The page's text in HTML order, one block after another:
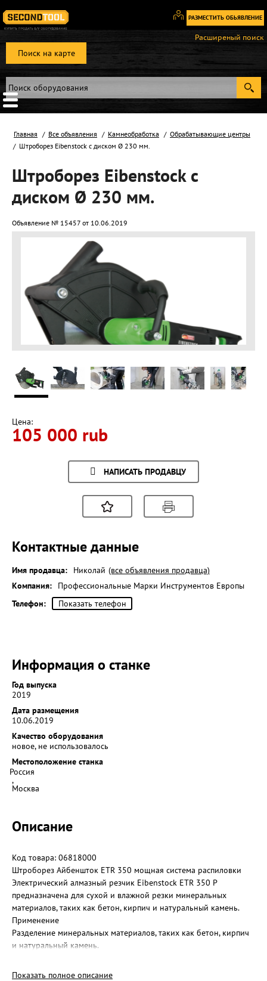
РАЗМЕСТИТЬ ОБЬЯВЛЕНИЕ
Вход
Регистрация
Поиск на карте
Расширеный поиск
Главная Все объявления Камнеобработка
Обрабатывающие центры
Штроборез Eibenstock с диском Ø 230 мм.
Штроборез Eibenstock с
диском Ø 230 мм.
Объявление № 15457 от 10.06.2019
Цена:
105 000 rub
НАПИСАТЬ ПРОДАВЦУ
Контактные данные
Имя продавца: Николай (все объявления продавца)
Компания:
Профессиональные Марки Инструментов Европы
Телефон:
Показать телефон
Информация о станке
Год выпуска
2019
Дата размещения
10.06.2019
Качество оборудования
новое, не использовалось
Местоположение станка
Россия
,
Москва
Описание
Код товара: 06818000
Штроборез Айбеншток ETR 350 мощная система распиловки
Электрический алмазный резчик Eibenstock ETR 350 P
предназначена для сухой и влажной резки минеральных
материалов, таких как бетон, кирпич и натуральный камень.
Применение
Разделение минеральных материалов, таких как бетон, кирпич
и натуральный камень.
Настенные вырезы, вырезание дверных проемов.
Показать полное описание